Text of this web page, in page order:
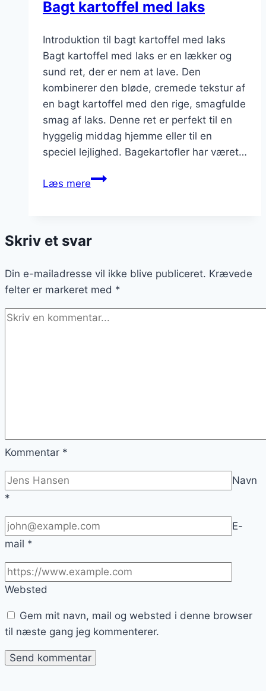
Bagt kartoffel med laks
Introduktion til bagt kartoffel med laks
Bagt kartoffel med laks er en lækker og
sund ret, der er nem at lave. Den
kombinerer den bløde, cremede tekstur af
en bagt kartoffel med den rige, smagfulde
smag af laks. Denne ret er perfekt til en
hyggelig middag hjemme eller til en
speciel lejlighed. Bagekartofler har været…
Læs mereBagt
Skriv et svar
Din e-mailadresse vil ikke blive publiceret. Krævede
felter er markeret med *
Kommentar *
Navn
*
E-
mail *
Websted
Gem mit navn, mail og websted i denne browser
til næste gang jeg kommenterer.